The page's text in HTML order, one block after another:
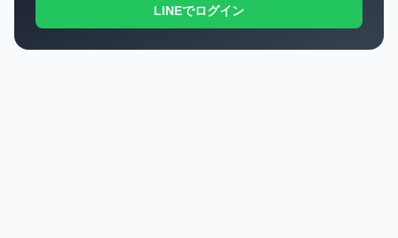
LINEでログイン